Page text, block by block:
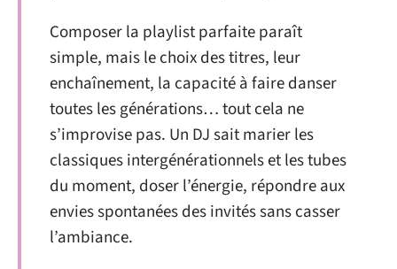
Composer la playlist parfaite paraît
simple, mais le choix des titres, leur
enchaînement, la capacité à faire danser
toutes les générations… tout cela ne
s’improvise pas. Un DJ sait marier les
classiques intergénérationnels et les tubes
du moment, doser l’énergie, répondre aux
envies spontanées des invités sans casser
l’ambiance.